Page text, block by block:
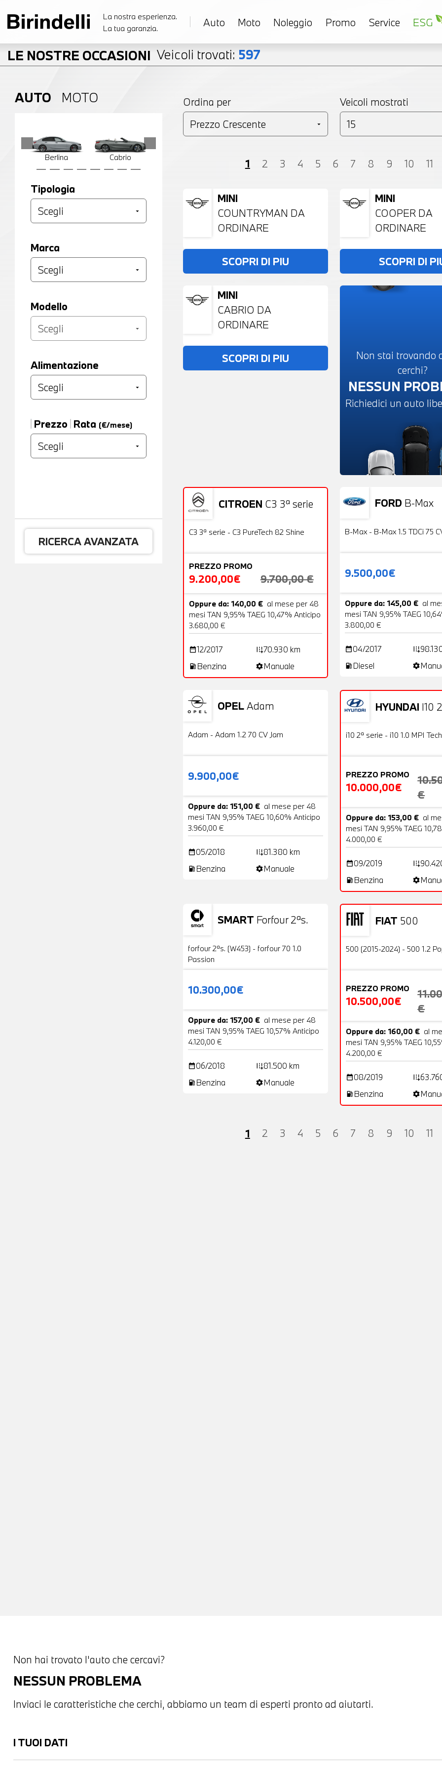
La nostra esperienza.
La tua garanzia.
Auto Moto Noleggio Promo Service ESG
LE NOSTRE OCCASIONI Veicoli trovati: 597
AUTO MOTO
Berlina Cabrio Coupé SUV
Tipologia
Marca
Modello
Alimentazione
Prezzo Rata (€/mese)
RICERCA AVANZATA
Ordina per Veicoli mostrati
1 2 3 4 5 6 7 8 9 10 11
MINI
COUNTRYMAN DA
ORDINARE
SCOPRI DI PIU
MINI
COOPER DA
ORDINARE
SCOPRI DI
MINI
CABRIO DA
ORDINARE
SCOPRI DI PIU
Non stai trovando
cerchi?
NESSUN
Richiedici un auto
CITROEN C3 3ª serie
OFFERTA
Usato 22 Foto
C3 3ª serie - C3 PureTech 82 Shine
PREZZO PROMO
9.200,00€ 9.700,00 €
Oppure da: 140,00 € al mese per 48
mesi TAN 9,95% TAEG 10,47% Anticipo
3.680,00 €
date_range12/2017 add_road70.930 km
local_gas_station Benzina settingsManuale
FORD B-Max
Usato
B-Max - B-Max 1.5 TDCi 75
9.500,00€
Oppure da: 145,00 € al
mesi TAN 9,95% TAEG
3.800,00 €
date_range04/2017 add_road
local_gas_station Diesel settings
OPELAdam
Usato
Adam - Adam 1.2 70 CV Jam
9.900,00€
Oppure da: 151,00 € al mese per 48
mesi TAN 9,95% TAEG 10,60% Anticipo
3.960,00 €
date_range05/2018 add_road81.380 km
local_gas_station Benzina settingsManuale
HYUNDAI I10
OFFERTA
Usato
i10 2ª serie - i10 1.0 MPI Tech
PREZZO PROMO
10.000,00€
€
Oppure da: 153,00 € al
mesi TAN 9,95% TAEG
4.000,00 €
date_range09/2019 add_road
local_gas_station Benzina settings
SMART Forfour 2ªs.
Usato 19 Foto
forfour 2ªs. (W453) - forfour 70 1.0
Passion
10.300,00€
Oppure da: 157,00 € al mese per 48
mesi TAN 9,95% TAEG 10,57% Anticipo
4.120,00 €
date_range06/2018 add_road81.500 km
local_gas_station Benzina settingsManuale
FIAT 500
OFFERTA
Usato
500 (2015-2024) - 500 1.2
PREZZO PROMO
10.500,00€
€
Oppure da: 160,00 € al
mesi TAN 9,95% TAEG
4.200,00 €
date_range08/2019 add_road
local_gas_station Benzina settings
1 2 3 4 5 6 7 8 9 10 11
Non hai trovato l'auto che cercavi?
NESSUN PROBLEMA
Inviaci le caratteristiche che cerchi, abbiamo un team di esperti pronto ad aiutarti.
I TUOI DATI